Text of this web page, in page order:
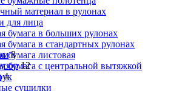
материал в рулонах
для лица
бумага в больших рулонах
бумага в стандартных рулонах
бумага листовая
бумага с центральной вытяжкой
сушилки
8
12
4